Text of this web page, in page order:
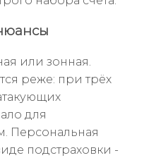
или зонная.
реже: при трёх
для
Персональная
подстраховки -